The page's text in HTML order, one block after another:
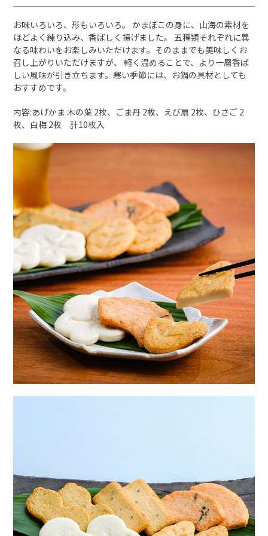
お味いろいろ、形もいろいろ。 かまぼこの身に、山海の素材を
ほどよく練り込み、香ばしく揚げました。 五種類それぞれに異
なる味わいをお楽しみいただけます。そのままでも美味しくお
召し上がりいただけますが、 軽く温めることで、より一層香ば
しい風味が引き立ちます。寒い季節には、お鍋の具材としても
おすすめです。
内容:あげかま 木の葉 2枚、ごま丹 2枚、えび扇 2枚、ひさご 2
枚、白梅 2枚 計10枚入